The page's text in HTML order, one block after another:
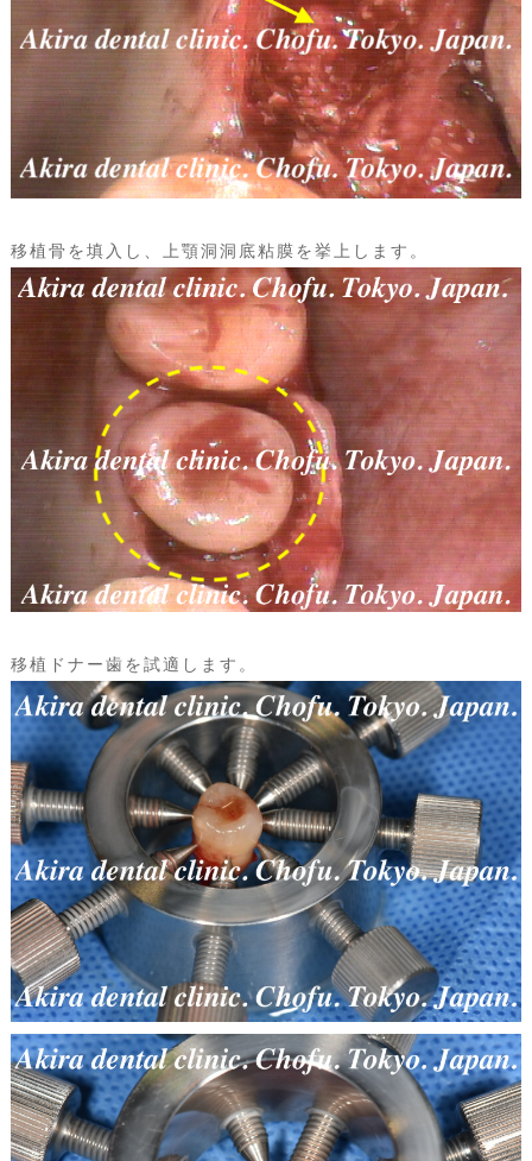
移植骨を填入し、上顎洞洞底粘膜を挙上します。
移植ドナー歯を試適します。